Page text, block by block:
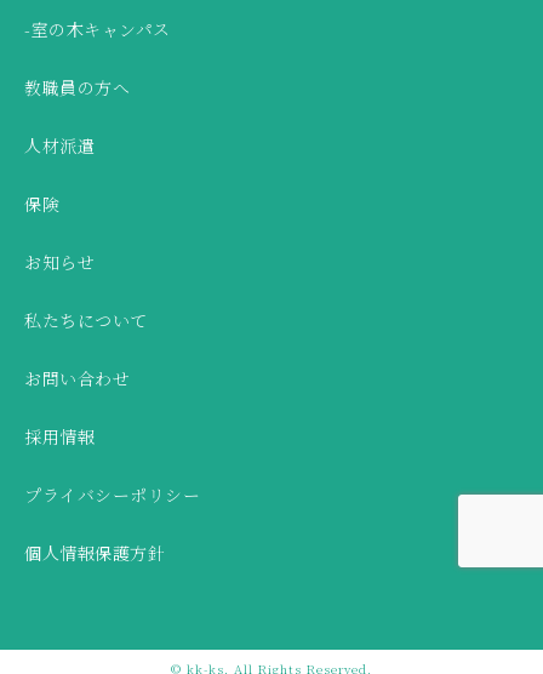
-室の木キャンパス
教職員の方へ
人材派遣
保険
お知らせ
私たちについて
お問い合わせ
採用情報
プライバシーポリシー
個人情報保護方針
© kk-ks, All Rights Reserved.